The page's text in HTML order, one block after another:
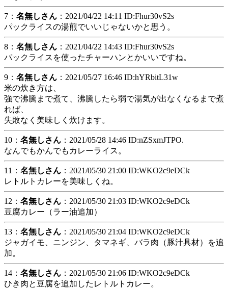
7： 名無しさん ：2021/04/22 14:11 ID:Fhur30vS2s
パックライスの湯煎でいいじゃないかと思う。
8： 名無しさん ：2021/04/22 14:43 ID:Fhur30vS2s
パックライスを使ったチャーハンとかいいですね。
9： 名無しさん ：2021/05/27 16:46 ID:hYRbitL31w
米の炊き方は、
強で沸騰まで煮て、沸騰したら弱で湯気が出なくなるまで煮
れば、
失敗なく美味しく炊けます。
10： 名無しさん ：2021/05/28 14:46 ID:nZSxmJTPO.
なんでもかんでもカレーライス。
11： 名無しさん ：2021/05/30 21:00 ID:WKO2c9eDCk
レトルトカレーを美味しくね。
12： 名無しさん ：2021/05/30 21:03 ID:WKO2c9eDCk
豆腐カレー（ラー油追加）
13： 名無しさん ：2021/05/30 21:04 ID:WKO2c9eDCk
ジャガイモ、ニンジン、タマネギ、バラ肉（豚汁具材）を追
加。
14： 名無しさん ：2021/05/30 21:06 ID:WKO2c9eDCk
ひき肉と豆腐を追加したレトルトカレー。